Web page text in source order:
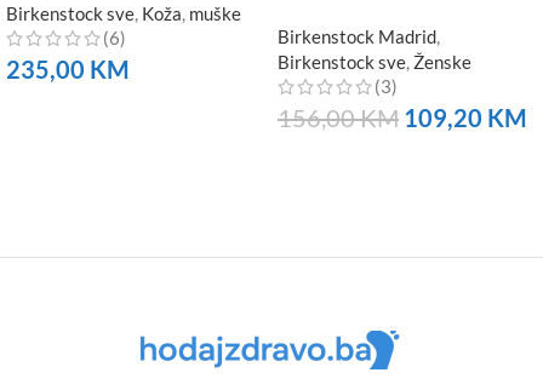
Birkenstock sve Koža muške
(6)
235,00 KM
Birkenstock Madrid
Birkenstock sve Ženske
(3)
156,00KM 109,20 KM